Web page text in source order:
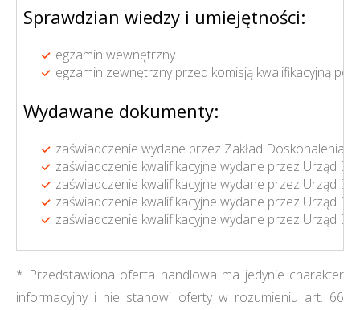
Sprawdzian wiedzy i umiejętności:
egzamin wewnętrzny
egzamin zewnętrzny przed komisją kwalifikacyjną
Wydawane dokumenty:
zaświadczenie wydane przez Zakład Doskonalenia
zaświadczenie kwalifikacyjne wydane przez Urząd
zaświadczenie kwalifikacyjne wydane przez Urząd
zaświadczenie kwalifikacyjne wydane przez Urząd
zaświadczenie kwalifikacyjne wydane przez Urząd
* Przedstawiona oferta handlowa ma jedynie charakter
informacyjny i nie stanowi oferty w rozumieniu art. 66